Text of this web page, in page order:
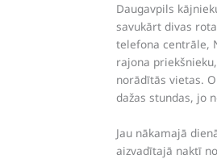
Daugavpils
savukārt divas
telefona centrāle,
rajona
norādītās vietas.
dažas stundas, jo
Jau nākamajā
aizvadītajā naktī